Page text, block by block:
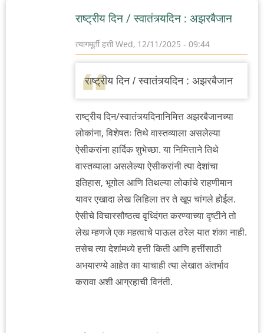
राष्ट्रीय दिन / स्वातंत्र्यदिन : अझरबैजान
त्यागमूर्ती हत्ती Wed, 12/11/2025 - 09:44
राष्ट्रीय दिन / स्वातंत्र्यदिन : अझरबैजान
राष्ट्रीय दिन/स्वातंत्र्यदिनानिमित्त अझरबैजानच्या
लोकांना, विशेषतः तिथे वास्तव्याला असलेल्या
ऐसीकरांना हार्दिक शुभेच्छा. या निमित्ताने तिथे
वास्तव्याला असलेल्या ऐसीकरांनी त्या देशांचा
इतिहास, भूगोल आणि तिथल्या लोकांचे राहणीमान
यावर एखादा लेख लिहिला तर ते खूप चांगले होईल.
ऐसीचे विचारसौष्ठत्व वृध्दिंगत करण्याच्या दृष्टीने तो
लेख म्हणजे एक महत्वाचे पाऊल ठरेल यात शंका नाही.
तसेच त्या देशांमध्ये हत्ती किती आणि हत्तींसाठी
अभयारण्ये आहेत का याचाही त्या लेखात अंतर्भाव
करावा अशी आग्रहाची विनंती.